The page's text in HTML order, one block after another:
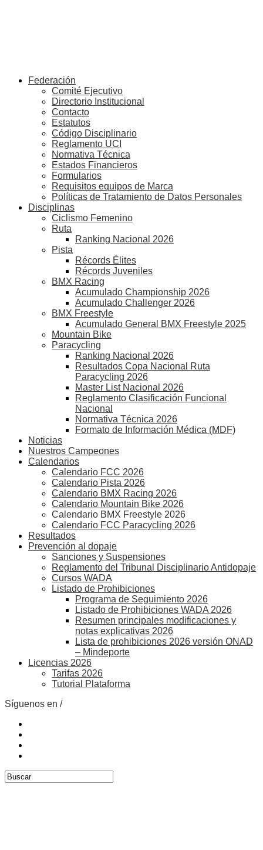
Federación
Comité Ejecutivo
Directorio Institucional
Contacto
Estatutos
Código Disciplinario
Reglamento UCI
Normativa Técnica
Estados Financieros
Formularios
Requisitos equipos de Marca
Políticas de Tratamiento de Datos Personales
Disciplinas
Ciclismo Femenino
Ruta
Ranking Nacional 2026
Pista
Récords Élites
Récords Juveniles
BMX Racing
Acumulado Championship 2026
Acumulado Challenger 2026
BMX Freestyle
Acumulado General BMX Freestyle 2025
Mountain Bike
Paracycling
Ranking Nacional 2026
Resultados Copa Nacional Ruta
Paracycling 2026
Master List Nacional 2026
Reglamento Clasificación Funcional
Nacional
Normativa Técnica 2026
Formato de Información Médica (MDF)
Noticias
Nuestros Campeones
Calendarios
Calendario FCC 2026
Calendario Pista 2026
Calendario BMX Racing 2026
Calendario Mountain Bike 2026
Calendario BMX Freestyle 2026
Calendario FCC Paracycling 2026
Resultados
Prevención al dopaje
Sanciones y Suspensiones
Reglamento del Tribunal Disciplinario Antidopaje
Cursos WADA
Listado de Prohibiciones
Programa de Seguimiento 2026
Listado de Prohibiciones WADA 2026
Resumen principales modificaciones y
notas explicativas 2026
Lista de prohibiciones 2026 versión ONAD
– Mindeporte
Licencias 2026
Tarifas 2026
Tutorial Plataforma
Síguenos en /